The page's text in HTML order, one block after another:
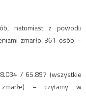
natomiast z powodu
zmarło 361 osób –
/ 65.897 (wszystkie
– czytamy w